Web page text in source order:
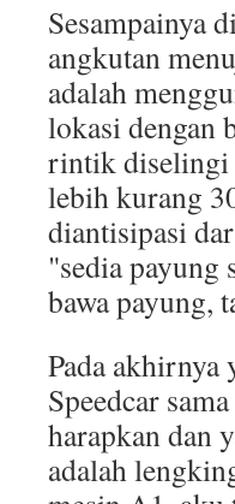
Sesampainya
angkutan
adalah
lokasi dengan
rintik diselingi
lebih kurang
diantisipasi
"sedia payung
bawa payung,
Pada akhirnya
Speedcar
harapkan dan
adalah